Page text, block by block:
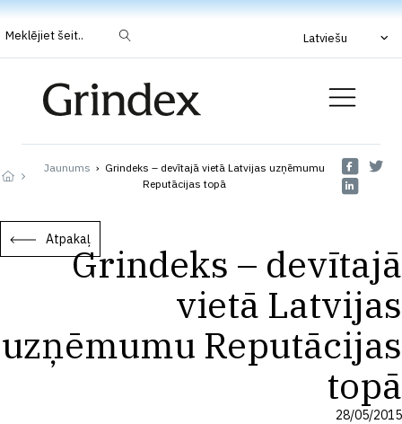
Meklējiet šeit.. Latviešu
Jaunums › Grindeks – devītajā vietā Latvijas uzņēmumu
Reputācijas topā
Atpakaļ
Grindeks – devītajā
vietā Latvijas
uzņēmumu Reputācijas
topā
28/05/2015